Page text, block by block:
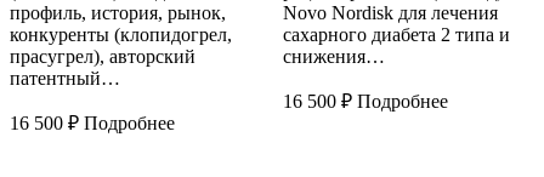
профиль, история, рынок,
конкуренты (клопидогрел,
прасугрел), авторский
патентный…
16 500 ₽ Подробнее
Novo Nordisk для лечения
сахарного диабета 2 типа и
снижения…
16 500 ₽ Подробнее